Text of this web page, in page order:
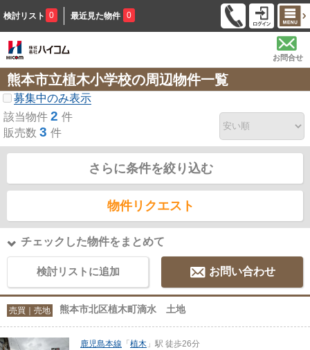
検討リスト 0 最近見た物件 0
お問合せ
熊本市立植木小学校の周辺物件一覧
募集中のみ表示
該当物件 2 件
販売数 3 件
さらに条件を絞り込む
物件リクエスト
チェックした物件をまとめて
検討リストに追加 お問い合わせ
売買｜売地 熊本市北区植木町滴水 土地
鹿児島本線 「 植木 」駅 徒歩26分